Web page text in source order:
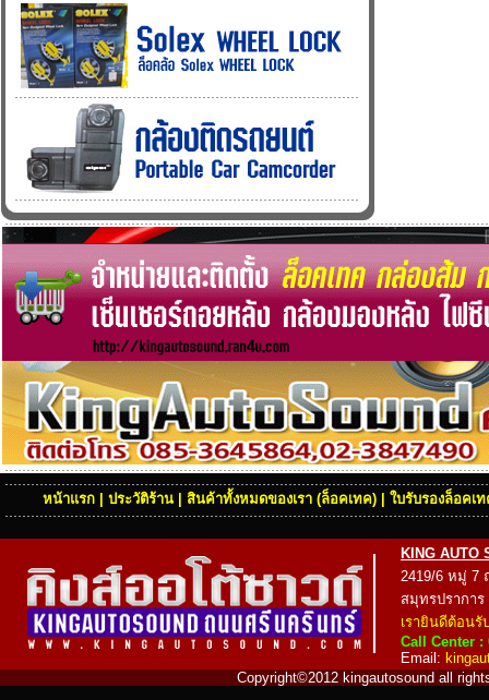
หน้าแรก| ประวัติร้าน| สินค้าทั้งหมดของเรา(ล็อคเทค) | ใบรับรองล็อคเ
KING AUTO
2419/6 หมู่ 7
สมุทรปราการ
เรายินดีต้อน
Call Center :
Email:
Copyright©2012 kingautosound all